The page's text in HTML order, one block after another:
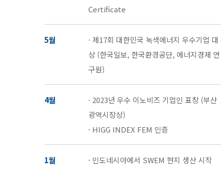
Certificate
5월
· 제17회 대한민국 녹색에너지 우수기업 대
상 (한국일보, 한국환경공단, 에너지경제 연
구원)
4월
· 2023년 우수 이노비즈 기업인 표창 (부산
광역시장상)
· HIGG INDEX FEM 인증
1월 · 인도네시아에서 SWEM 현지 생산 시작